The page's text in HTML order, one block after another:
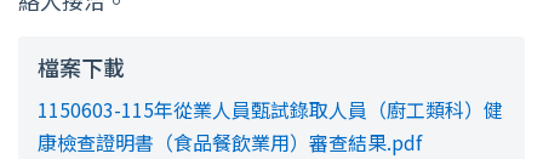
檔案下載
1150603-115年從業人員甄試錄取人員（廚工類科）健
康檢查證明書（食品餐飲業用）審查結果.pdf